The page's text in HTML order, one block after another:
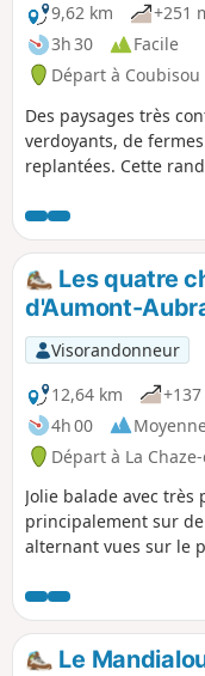
9,62 km
+251
3h 30
Facile
Départ à Coubisou
Des paysages très
verdoyants, de
replantées. Cette
Les quatre
d'Aumont-
Visorandonneur
12,64 km
4h 00
Départ à La
Jolie balade avec très
principalement sur
alternant vues sur le
Le